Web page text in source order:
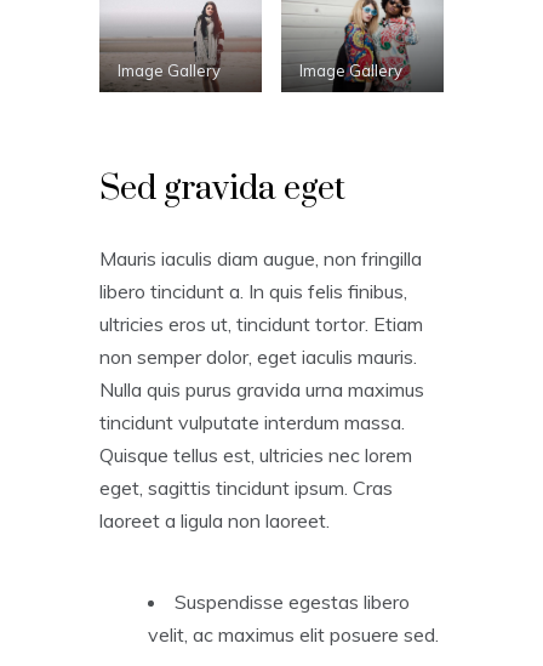
Image Gallery Image Gallery
Sed gravida eget
Mauris iaculis diam augue, non fringilla
libero tincidunt a. In quis felis finibus,
ultricies eros ut, tincidunt tortor. Etiam
non semper dolor, eget iaculis mauris.
Nulla quis purus gravida urna maximus
tincidunt vulputate interdum massa.
Quisque tellus est, ultricies nec lorem
eget, sagittis tincidunt ipsum. Cras
laoreet a ligula non laoreet.
Suspendisse egestas libero
velit, ac maximus elit posuere sed.